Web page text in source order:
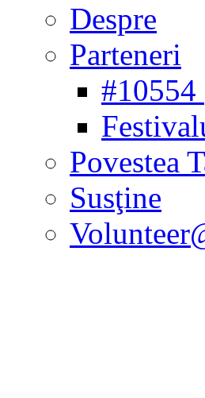
Despre
Parteneri
Povestea
Susţine